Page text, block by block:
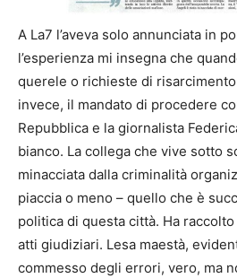
A La7 l’aveva solo annunciata in
l’esperienza mi insegna che
querele o richieste di
invece, il mandato di procedere
Repubblica e la giornalista
bianco. La collega che vive sotto
minacciata dalla criminalità
piaccia o meno – quello che è
politica di questa città. Ha
atti giudiziari. Lesa maestà,
commesso degli errori, vero, ma